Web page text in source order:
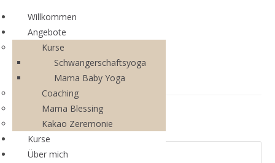
Schreibe einen Kommentar
Willkommen
Angebote
Kurse
Schwangerschaftsyoga
Mama Baby Yoga
Coaching
Mama Blessing
Kakao Zeremonie
Kurse
Über mich